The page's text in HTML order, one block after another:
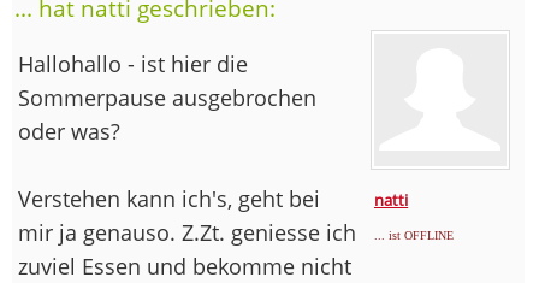
... hat natti geschrieben:
natti
... ist OFFLINE
Hallohallo - ist hier die
Sommerpause ausgebrochen
oder was?
Verstehen kann ich's, geht bei
mir ja genauso. Z.Zt. geniesse ich
zuviel Essen und bekomme nicht